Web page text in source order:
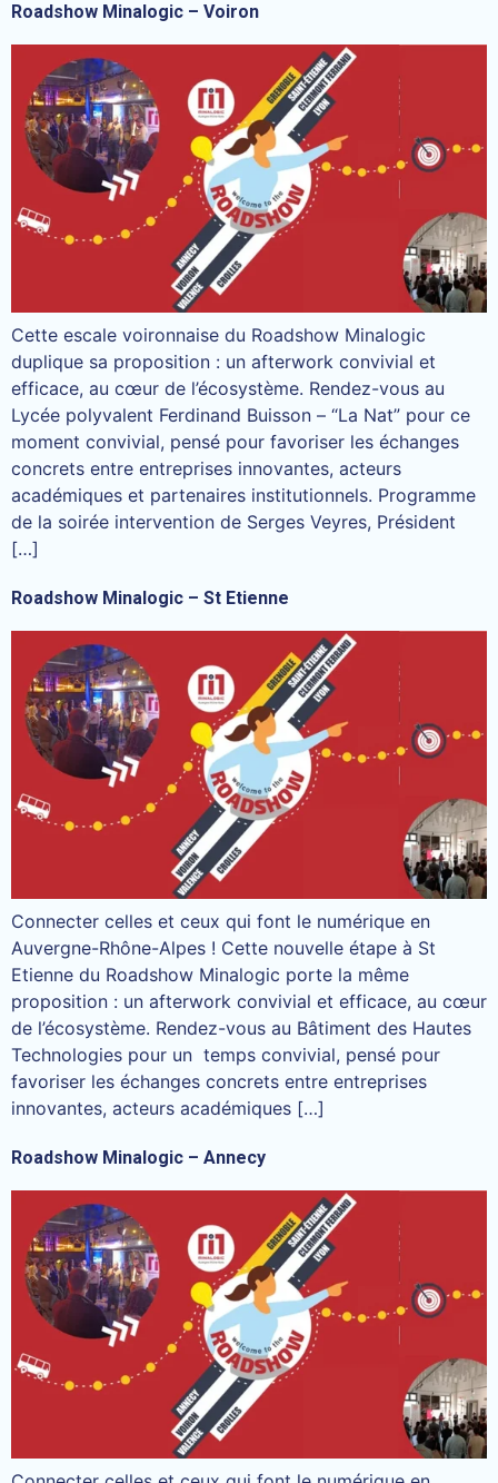
Roadshow Minalogic – Voiron
Cette escale voironnaise du Roadshow Minalogic
duplique sa proposition : un afterwork convivial et
efficace, au cœur de l’écosystème. Rendez-vous au
Lycée polyvalent Ferdinand Buisson – “La Nat” pour ce
moment convivial, pensé pour favoriser les échanges
concrets entre entreprises innovantes, acteurs
académiques et partenaires institutionnels. Programme
de la soirée intervention de Serges Veyres, Président
[…]
Roadshow Minalogic – St Etienne
Connecter celles et ceux qui font le numérique en
Auvergne-Rhône-Alpes ! Cette nouvelle étape à St
Etienne du Roadshow Minalogic porte la même
proposition : un afterwork convivial et efficace, au cœur
de l’écosystème. Rendez-vous au Bâtiment des Hautes
Technologies pour un temps convivial, pensé pour
favoriser les échanges concrets entre entreprises
innovantes, acteurs académiques […]
Roadshow Minalogic – Annecy